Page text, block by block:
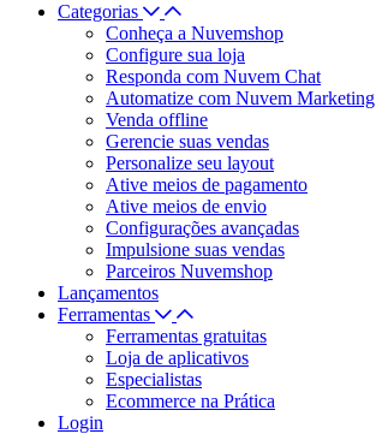
Categorias
Conheça a Nuvemshop
Configure sua loja
Responda com Nuvem Chat
Automatize com Nuvem Marketing
Venda offline
Gerencie suas vendas
Personalize seu layout
Ative meios de pagamento
Ative meios de envio
Configurações avançadas
Impulsione suas vendas
Parceiros Nuvemshop
Lançamentos
Ferramentas
Ferramentas gratuitas
Loja de aplicativos
Especialistas
Ecommerce na Prática
Login